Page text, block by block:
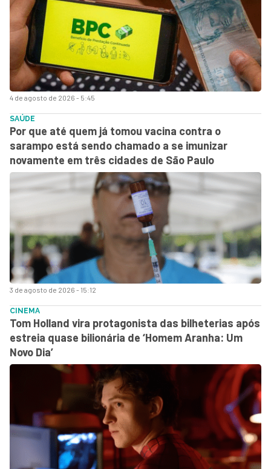
4 de agosto de 2026 - 5:45
3 de agosto de 2026 - 15:12
SAÚDE
Por que até quem já tomou vacina contra o
sarampo está sendo chamado a se imunizar
novamente em três cidades de São Paulo
CINEMA
Tom Holland vira protagonista das bilheterias após
estreia quase bilionária de ‘Homem Aranha: Um
Novo Dia’